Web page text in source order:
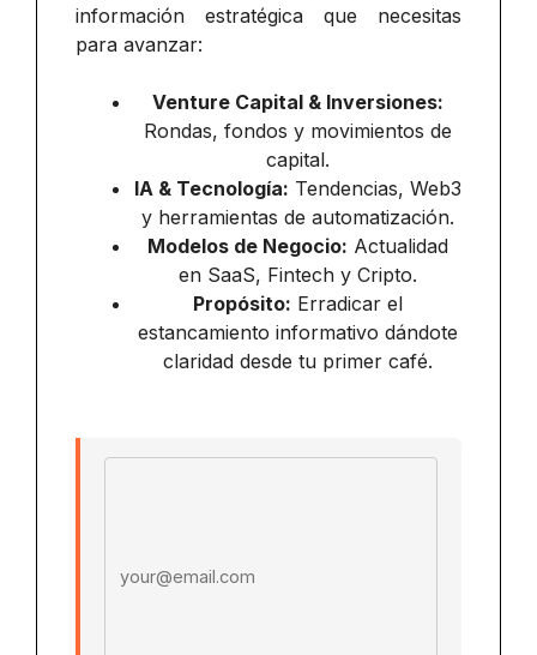
información estratégica que necesitas
para avanzar:
Venture Capital & Inversiones:
Rondas, fondos y movimientos de
capital.
IA & Tecnología: Tendencias, Web3
y herramientas de automatización.
Modelos de Negocio: Actualidad
en SaaS, Fintech y Cripto.
Propósito: Erradicar el
estancamiento informativo dándote
claridad desde tu primer café.